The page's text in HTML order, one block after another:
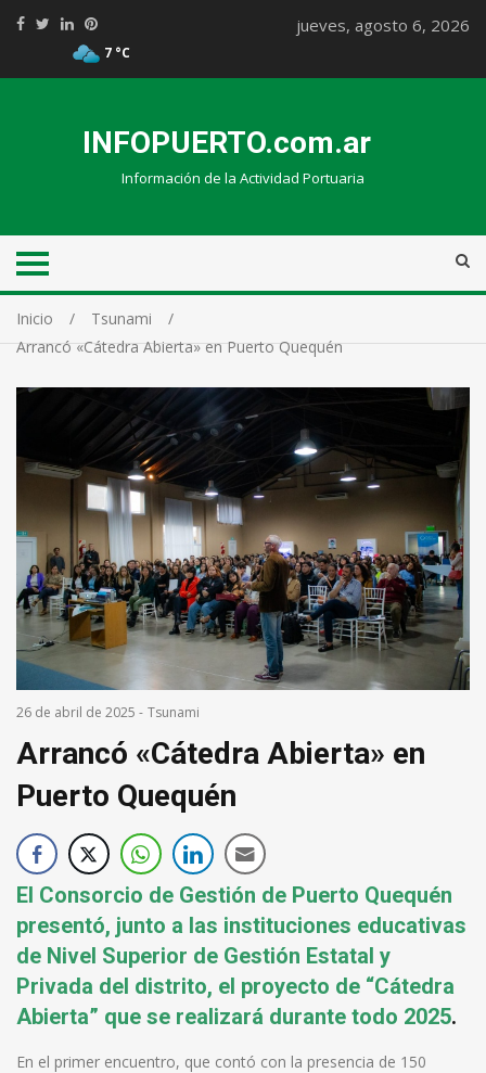
7 °C
jueves, agosto 6, 2026
INFOPUERTO.com.ar
Información de la Actividad Portuaria
Inicio
Tsunami
Arrancó «Cátedra Abierta» en Puerto Quequén
26 de abril de 2025 - Tsunami
Arrancó «Cátedra Abierta» en
Puerto Quequén
El Consorcio de Gestión de Puerto Quequén
presentó, junto a las instituciones educativas
de Nivel Superior de Gestión Estatal y
Privada del distrito, el proyecto de “Cátedra
Abierta” que se realizará durante todo 2025.
En el primer encuentro, que contó con la presencia de 150